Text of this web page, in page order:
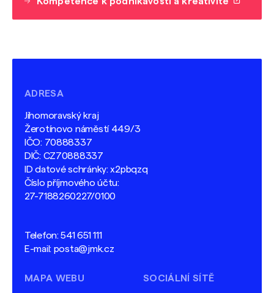
ADRESA
Jihomoravský kraj
Žerotínovo náměstí 449/3
IČO: 70888337
DIČ: CZ70888337
ID datové schránky: x2pbqzq
Číslo příjmového účtu:
27-7188260227/0100
Telefon:541 651 111
E-mail: posta@jmk.cz
MAPA WEBU SOCIÁLNÍ SÍTĚ